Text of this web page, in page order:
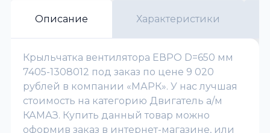
Описание Характеристики
Крыльчатка вентилятора ЕВРО D=650 мм
7405-1308012 под заказ по цене 9 020
рублей в компании «МАРК». У нас лучшая
стоимость на категорию Двигатель а/м
КАМАЗ. Купить данный товар можно
оформив заказ в интернет-магазине, или